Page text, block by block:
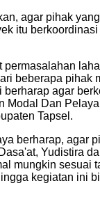
agar pihak
itu
permasalahan
beberapa pihak
berharap agar
Modal Dan
Tapsel.
berharap, agar
Yudistira
mungkin sesuai
kegiatan ini